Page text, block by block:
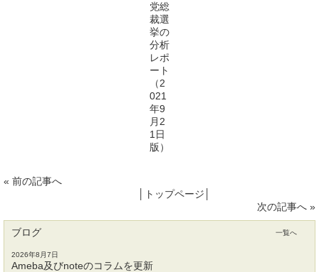
党総
裁選
挙の
分析
レポ
ート
（2
021
年9
月2
1日
版）
« 前の記事へ
トップページ
次の記事へ »
ブログ 一覧へ
2026年8月7日
Ameba及びnoteのコラムを更新